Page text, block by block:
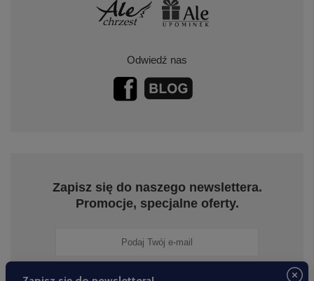
Odwiedź nas
Zapisz się do naszego newslettera.
Promocje, specjalne oferty.